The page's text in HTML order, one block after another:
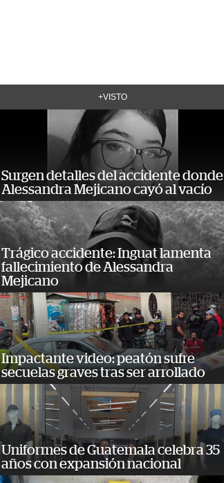
+VISTO
Surgen detalles del accidente donde
Alessandra Mejicano cayó al vacío
Trágico accidente: Inguat lamenta
fallecimiento de Alessandra
Mejicano
Impactante video: peatón sufre
secuelas graves tras ser arrollado
Uniformes de Guatemala celebra 35
años con expansión nacional